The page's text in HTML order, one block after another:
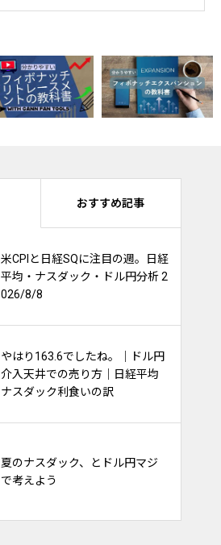
おすすめ記事
米CPIと日経SQに注目の週。日経
平均・ナスダック・ドル円分析 2
026/8/8
やはり163.6でしたね。｜ドル円
介入天井での売り方｜日経平均
ナスダック利食いの訳
夏のナスダック、とドル円マジ
で考えよう
ナスダック100は持ち合いを維持
出来るか？他市場への影響多大！
金利と債券と株価の関係～ごちゃ
ごちゃ考えるな～
FXのやり方。フィボナッチで天
底を取るトレード